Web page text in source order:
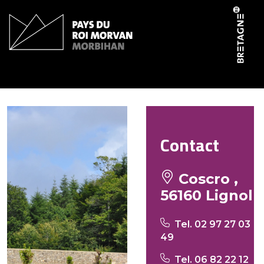
Contact
Coscro ,
56160 Lignol
Tel. 02 97 27 03
49
Tel. 06 82 22 12